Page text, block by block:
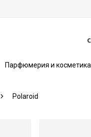
Парфюмерия и косметика
Polaroid